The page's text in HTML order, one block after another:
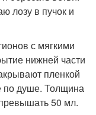
лозу в пучок и
с мягкими
нижней части
пленкой
по душе. Толщина
50 мл.